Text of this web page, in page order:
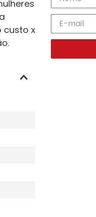
custo x